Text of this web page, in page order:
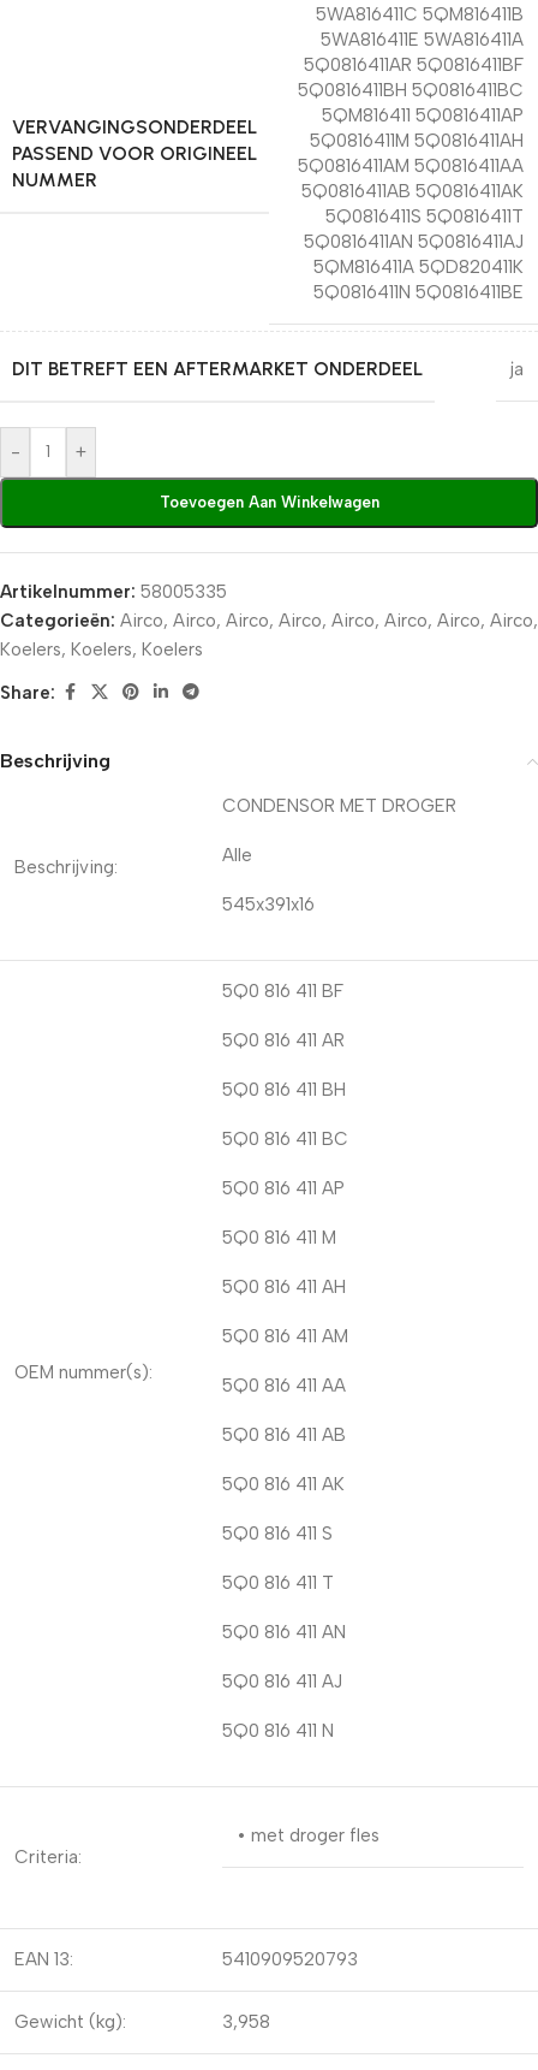
VERVANGINGSONDERDEEL
PASSEND VOOR ORIGINEEL
NUMMER
5WA816411C 5QM816411B
5WA816411E 5WA816411A
5Q0816411AR 5Q0816411BF
5Q0816411BH 5Q0816411BC
5QM816411 5Q0816411AP
5Q0816411M 5Q0816411AH
5Q0816411AM 5Q0816411AA
5Q0816411AB 5Q0816411AK
5Q0816411S 5Q0816411T
5Q0816411AN 5Q0816411AJ
5QM816411A 5QD820411K
5Q0816411N 5Q0816411BE
DIT BETREFT EEN AFTERMARKET ONDERDEEL ja
- +
Toevoegen Aan Winkelwagen
Artikelnummer: 58005335
Categorieën: Airco, Airco, Airco, Airco, Airco, Airco, Airco, Airco,
Koelers, Koelers, Koelers
Share:
Beschrijving
Beschrijving:
CONDENSOR MET DROGER
Alle
545x391x16
OEM nummer(s):
5Q0 816 411 BF
5Q0 816 411 AR
5Q0 816 411 BH
5Q0 816 411 BC
5Q0 816 411 AP
5Q0 816 411 M
5Q0 816 411 AH
5Q0 816 411 AM
5Q0 816 411 AA
5Q0 816 411 AB
5Q0 816 411 AK
5Q0 816 411 S
5Q0 816 411 T
5Q0 816 411 AN
5Q0 816 411 AJ
5Q0 816 411 N
Criteria:
• met droger fles
EAN 13: 5410909520793
Gewicht (kg): 3,958